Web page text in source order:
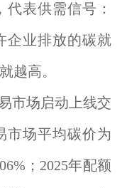
表供需信号：
企业排放的碳就
越高。
市场启动上线交
市场平均碳价为
；2025年配额